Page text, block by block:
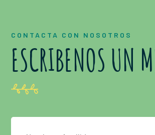
CONTACTA CON NOSOTROS
ESCRIBENOS UN